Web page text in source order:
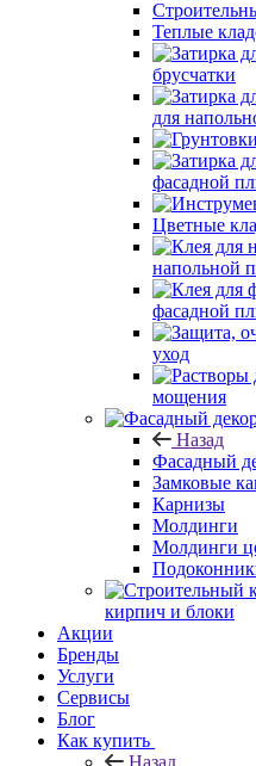
Теплые
брусчатки
для
фасадной
Цветные
напольной
фасадной
уход
мощения
Назад
Фасадный
Замковые
Карнизы
Молдинги
Молдинги
кирпич и блоки
Акции
Бренды
Услуги
Сервисы
Блог
Как купить
Назад